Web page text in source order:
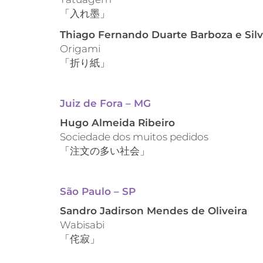
「入れ墨」
Thiago Fernando Duarte Barboza e
Origami
「折り紙」
Juiz de Fora – MG
Hugo Almeida Ribeiro
Sociedade dos muitos pedidos
「注文の多い社会」
São Paulo – SP
Sandro Jadirson Mendes de Oliveira
Wabisabi
「侘寂」